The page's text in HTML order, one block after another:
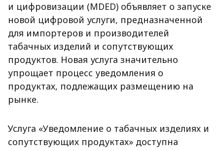
и цифровизации (MDED) объявляет о запуске
новой цифровой услуги, предназначенной
для импортеров и производителей
табачных изделий и сопутствующих
продуктов. Новая услуга значительно
упрощает процесс уведомления о
продуктах, подлежащих размещению на
рынке.
Услуга «Уведомление о табачных изделиях и
сопутствующих продуктах» доступна